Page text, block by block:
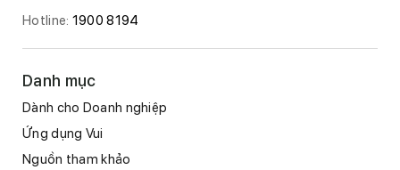
Hotline: 1900 8194
Danh mục
Dành cho Doanh nghiệp
Ứng dụng Vui
Nguồn tham khảo